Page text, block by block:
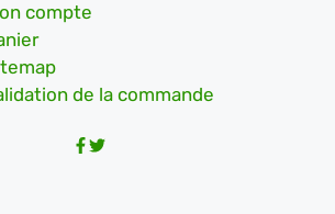
compte
de la commande